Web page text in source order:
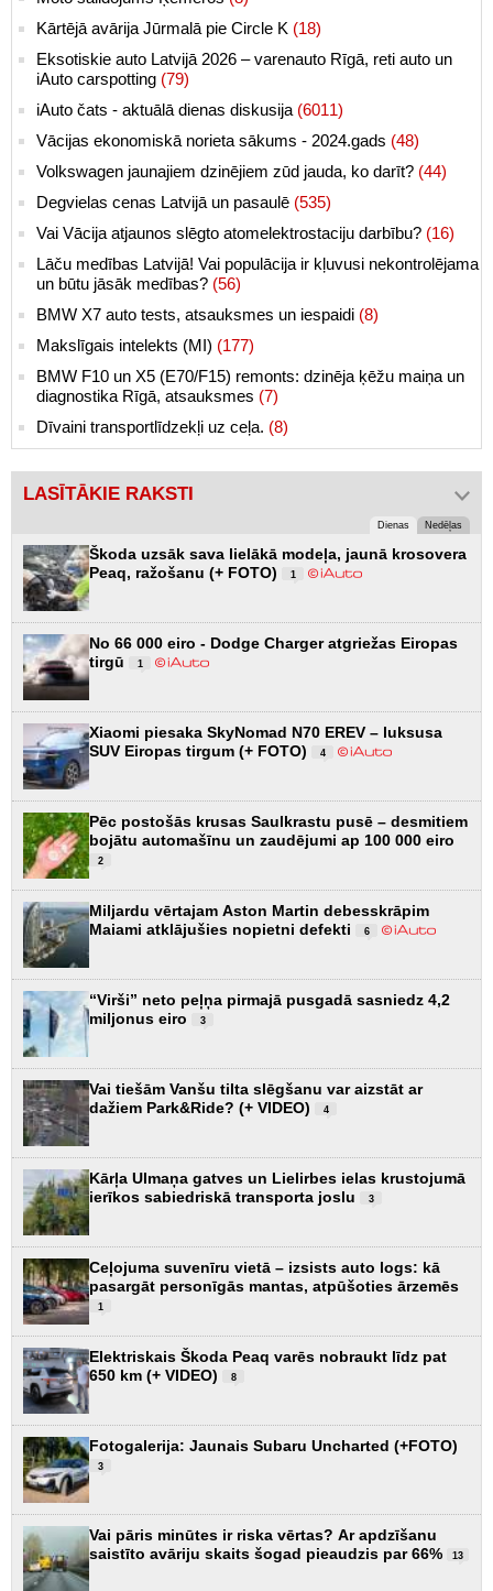
Kārtējā avārija Jūrmalā pie Circle K (18)
Eksotiskie auto Latvijā 2026 – varenauto Rīgā, reti auto un
iAuto carspotting (79)
iAuto čats - aktuālā dienas diskusija (6011)
Vācijas ekonomiskā norieta sākums - 2024.gads (48)
Volkswagen jaunajiem dzinējiem zūd jauda, ko darīt? (44)
Degvielas cenas Latvijā un pasaulē (535)
Vai Vācija atjaunos slēgto atomelektrostaciju darbību? (16)
Lāču medības Latvijā! Vai populācija ir kļuvusi nekontrolējama
un būtu jāsāk medības? (56)
BMW X7 auto tests, atsauksmes un iespaidi (8)
Makslīgais intelekts (MI) (177)
BMW F10 un X5 (E70/F15) remonts: dzinēja ķēžu maiņa un
diagnostika Rīgā, atsauksmes (7)
Dīvaini transportlīdzekļi uz ceļa. (8)
LASĪTĀKIE RAKSTI
Dienas Nedēļas
Škoda uzsāk sava lielākā modeļa, jaunā krosovera
Peaq, ražošanu (+ FOTO)
1
No 66 000 eiro - Dodge Charger atgriežas Eiropas
tirgū
1
Xiaomi piesaka SkyNomad N70 EREV – luksusa
SUV Eiropas tirgum (+ FOTO)
4
Pēc postošās krusas Saulkrastu pusē – desmitiem
bojātu automašīnu un zaudējumi ap 100 000 eiro
2
Miljardu vērtajam Aston Martin debesskrāpim
Maiami atklājušies nopietni defekti
6
“Virši” neto peļņa pirmajā pusgadā sasniedz 4,2
miljonus eiro
3
Vai tiešām Vanšu tilta slēgšanu var aizstāt ar
dažiem Park&Ride? (+ VIDEO)
4
Kārļa Ulmaņa gatves un Lielirbes ielas krustojumā
ierīkos sabiedriskā transporta joslu
3
Ceļojuma suvenīru vietā – izsists auto logs: kā
pasargāt personīgās mantas, atpūšoties ārzemēs
1
Elektriskais Škoda Peaq varēs nobraukt līdz pat
650 km (+ VIDEO)
8
Fotogalerija: Jaunais Subaru Uncharted (+FOTO)
3
Vai pāris minūtes ir riska vērtas? Ar apdzīšanu
saistīto avāriju skaits šogad pieaudzis par 66%
13